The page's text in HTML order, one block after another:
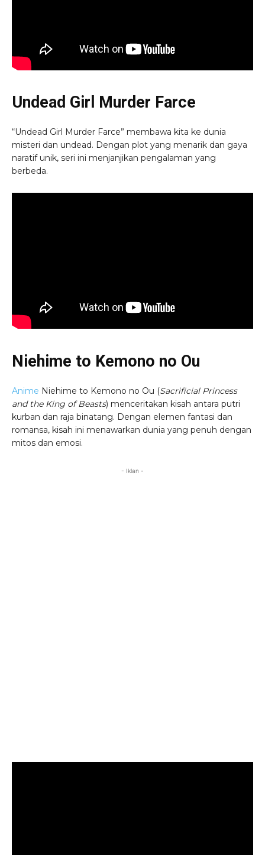
Undead Girl Murder Farce
“Undead Girl Murder Farce” membawa kita ke dunia
misteri dan undead. Dengan plot yang menarik dan gaya
naratif unik, seri ini menjanjikan pengalaman yang
berbeda.
Niehime to Kemono no Ou
Anime Niehime to Kemono no Ou (Sacrificial Princess
and the King of Beasts) menceritakan kisah antara putri
kurban dan raja binatang. Dengan elemen fantasi dan
romansa, kisah ini menawarkan dunia yang penuh dengan
mitos dan emosi.
- Iklan -